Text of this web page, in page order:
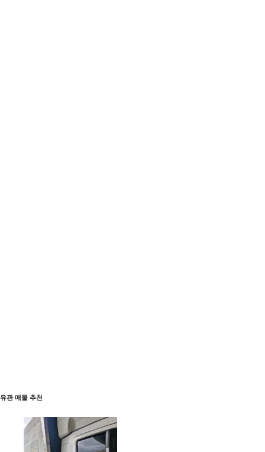
유관 매물 추천